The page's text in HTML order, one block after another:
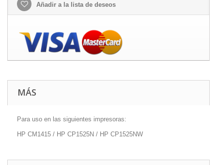
Añadir a la lista de deseos
MÁS
Para uso en las siguientes impresoras:
HP CM1415 / HP CP1525N / HP CP1525NW